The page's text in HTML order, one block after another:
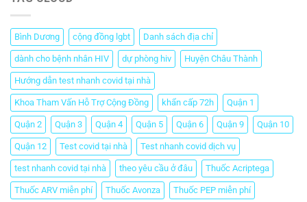
Bình Dương cộng đồng lgbt Danh sách địa chỉ
dành cho bệnh nhân HIV dự phòng hiv Huyện Châu Thành
Hướng dẫn test nhanh covid tại nhà
Khoa Tham Vấn Hỗ Trợ Cộng Đồng khẩn cấp 72h Quận 1
Quận 2 Quận 3 Quận 4 Quận 5 Quận 6 Quận 9 Quận 10
Quận 12 Test covid tại nhà Test nhanh covid dịch vụ
test nhanh covid tại nhà theo yêu cầu ở đâu Thuốc Acriptega
Thuốc ARV miễn phí Thuốc Avonza Thuốc PEP miễn phí